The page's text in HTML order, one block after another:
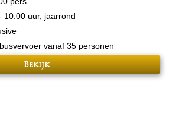
10:00 uur, jaarrond
vanaf 35 personen
Bekijk